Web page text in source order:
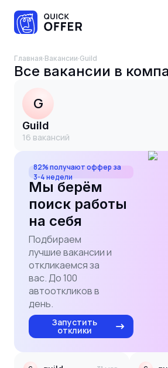
Главная·Вакансии· guild
Все вакансии в
G
guild
16 вакансий
82% получают оффер за
3-4 недели
Мы берём
поиск работы
на себя
Подбираем
лучшие вакансии и
откликаемся за
вас. До 100
автооткликов в
день.
Запустить
отклики